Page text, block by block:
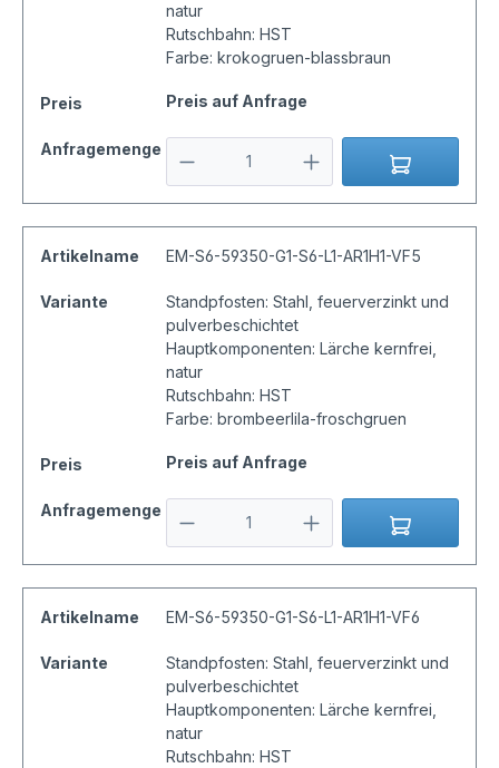
natur
Rutschbahn: HST
Farbe: krokogruen-blassbraun
Preis Preis auf Anfrage
Anfragemenge
Artikelname EM-S6-59350-G1-S6-L1-AR1H1-VF5
Variante
Standpfosten: Stahl, feuerverzinkt und
pulverbeschichtet
Hauptkomponenten: Lärche kernfrei,
natur
Rutschbahn: HST
Farbe: brombeerlila-froschgruen
Preis Preis auf Anfrage
Anfragemenge
Artikelname EM-S6-59350-G1-S6-L1-AR1H1-VF6
Variante
Standpfosten: Stahl, feuerverzinkt und
pulverbeschichtet
Hauptkomponenten: Lärche kernfrei,
natur
Rutschbahn: HST